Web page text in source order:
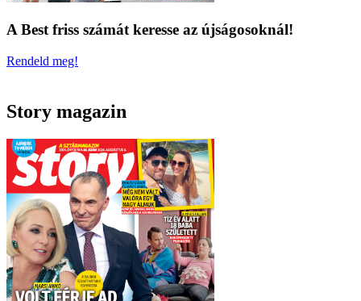
A Best friss számát keresse az újságosoknál!
Rendeld meg!
Story magazin